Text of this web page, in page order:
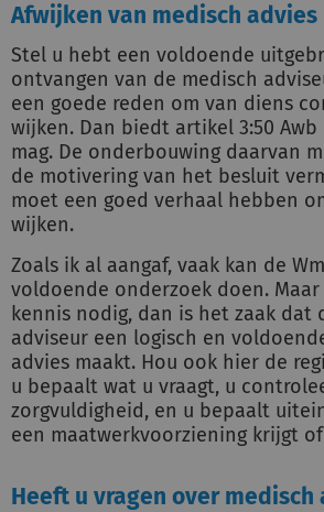
Afwijken van medisch advies
Stel u hebt een voldoende
ontvangen van de medisch
een goede reden om van diens
wijken. Dan biedt artikel 3:50 Awb
mag. De onderbouwing daarvan
de motivering van het besluit
moet een goed verhaal hebben
wijken.
Zoals ik al aangaf, vaak kan de
voldoende onderzoek doen.
kennis nodig, dan is het zaak dat
adviseur een logisch en
advies maakt. Hou ook hier de
u bepaalt wat u vraagt, u
zorgvuldigheid, en u bepaalt
een maatwerkvoorziening krijgt
Heeft u vragen over medisch